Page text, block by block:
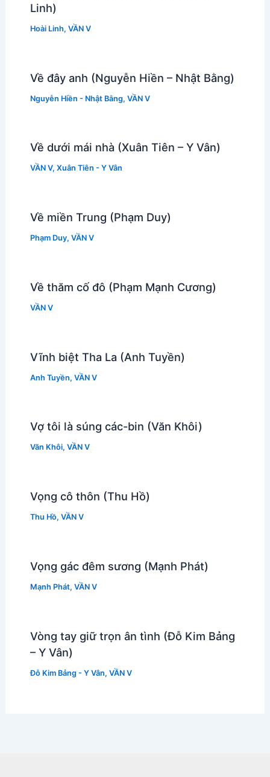
Linh)
Hoài Linh, VẦN V
Về đây anh (Nguyễn Hiền – Nhật Bằng)
Nguyễn Hiền - Nhật Bằng, VẦN V
Về dưới mái nhà (Xuân Tiên – Y Vân)
VẦN V, Xuân Tiên - Y Vân
Về miền Trung (Phạm Duy)
Phạm Duy, VẦN V
Về thăm cố đô (Phạm Mạnh Cương)
VẦN V
Vĩnh biệt Tha La (Anh Tuyền)
Anh Tuyền, VẦN V
Vợ tôi là súng các-bin (Văn Khôi)
Văn Khôi, VẦN V
Vọng cô thôn (Thu Hồ)
Thu Hồ, VẦN V
Vọng gác đêm sương (Mạnh Phát)
Mạnh Phát, VẦN V
Vòng tay giữ trọn ân tình (Đỗ Kim Bảng
– Y Vân)
Đỗ Kim Bảng - Y Vân, VẦN V